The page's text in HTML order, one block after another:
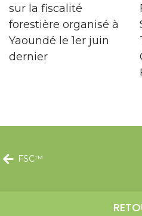
sur la fiscalité
forestière organisé à
Yaoundé le 1er juin
dernier
FSC™